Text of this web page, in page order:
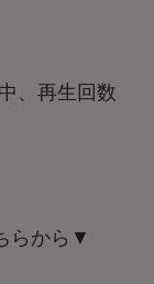
、再生回数
らから▼